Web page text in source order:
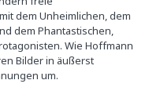
dem Unheimlichen, dem
dem Phantastischen,
Wie Hoffmann
Bilder in äußerst
um.